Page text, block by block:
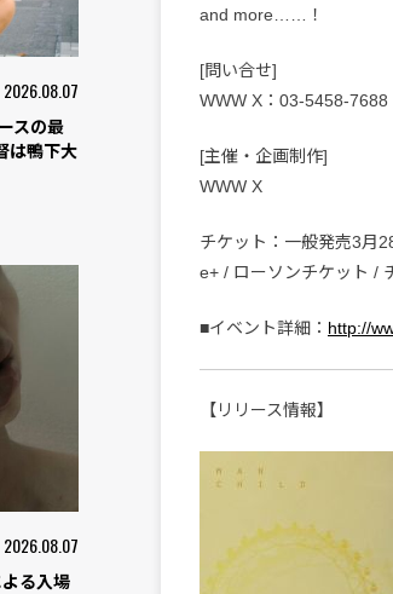
2026.08.07
スの最
は鴨下大
2026.08.07
る入場
and more……！
[問い合せ]
WWW X：03-5458-7688
[主催・企画制作]
WWW X
チケット：一般発売3月
e+ / ローソンチケット /
■イベント詳細： http://
【リリース情報】